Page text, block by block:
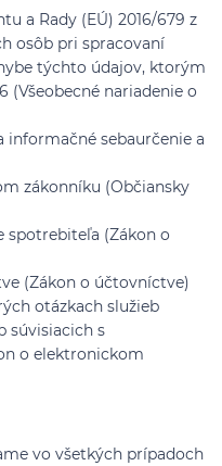
a Rady (EÚ) 2016/679 z
osôb pri spracovaní
týchto údajov, ktorým
(Všeobecné nariadenie o
informačné sebaurčenie a
zákonníku (Občiansky
spotrebiteľa (Zákon o
(Zákon o účtovníctve)
otázkach služieb
súvisiacich s
o elektronickom
vo všetkých prípadoch